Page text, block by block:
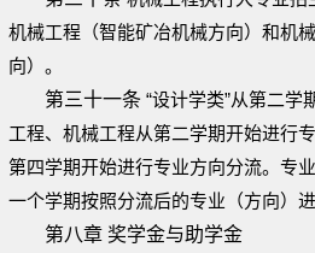
机械工程（智能矿冶机械方向）和机
向）。
第三十一条 “设计学类”从第二学
工程、机械工程从第二学期开始进行
第四学期开始进行专业方向分流。专
一个学期按照分流后的专业（方向）进
第八章 奖学金与助学金